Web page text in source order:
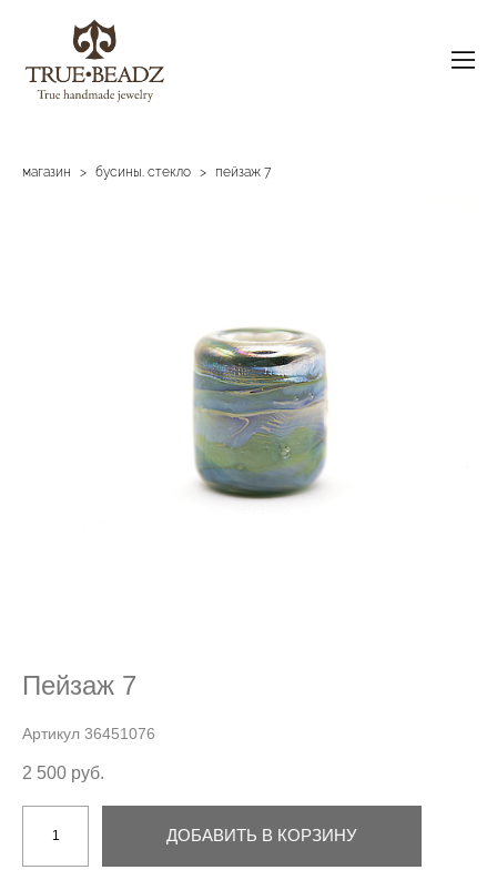
магазин > бусины. стекло > пейзаж 7
Пейзаж 7
Артикул 36451076
2 500 pуб.
ДОБАВИТЬ В КОРЗИНУ